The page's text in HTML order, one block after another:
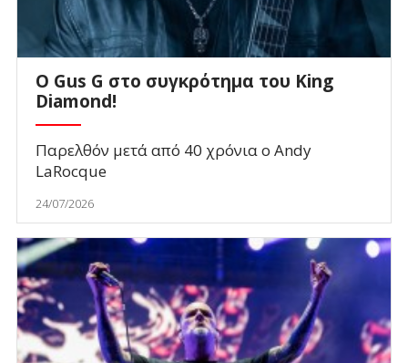
O Gus G στο συγκρότημα του King
Diamond!
Παρελθόν μετά από 40 χρόνια ο Andy
LaRocque
24/07/2026